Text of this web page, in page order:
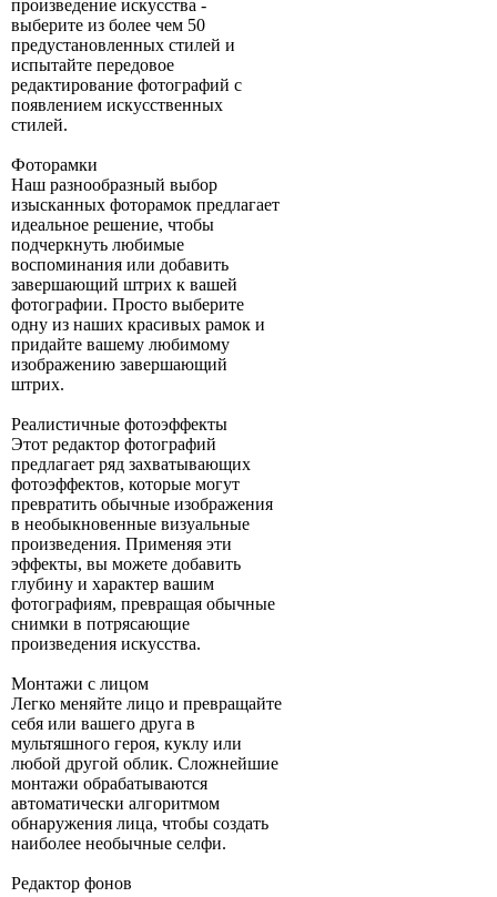
произведение искусства -
выберите из более чем 50
предустановленных стилей и
испытайте передовое
редактирование фотографий с
появлением искусственных
стилей.
Фоторамки
Наш разнообразный выбор
изысканных фоторамок предлагает
идеальное решение, чтобы
подчеркнуть любимые
воспоминания или добавить
завершающий штрих к вашей
фотографии. Просто выберите
одну из наших красивых рамок и
придайте вашему любимому
изображению завершающий
штрих.
Реалистичные фотоэффекты
Этот редактор фотографий
предлагает ряд захватывающих
фотоэффектов, которые могут
превратить обычные изображения
в необыкновенные визуальные
произведения. Применяя эти
эффекты, вы можете добавить
глубину и характер вашим
фотографиям, превращая обычные
снимки в потрясающие
произведения искусства.
Монтажи с лицом
Легко меняйте лицо и превращайте
себя или вашего друга в
мультяшного героя, куклу или
любой другой облик. Сложнейшие
монтажи обрабатываются
автоматически алгоритмом
обнаружения лица, чтобы создать
наиболее необычные селфи.
Редактор фонов